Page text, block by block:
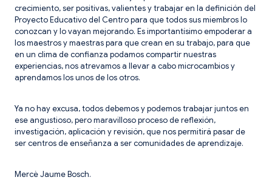
crecimiento, ser positivas, valientes y trabajar en la definición del
Proyecto Educativo del Centro para que todos sus miembros lo
conozcan y lo vayan mejorando. Es importantísimo empoderar a
los maestros y maestras para que crean en su trabajo, para que
en un clima de confianza podamos compartir nuestras
experiencias, nos atrevamos a llevar a cabo microcambios y
aprendamos los unos de los otros.
Ya no hay excusa, todos debemos y podemos trabajar juntos en
ese angustioso, pero maravilloso proceso de reflexión,
investigación, aplicación y revisión, que nos permitirá pasar de
ser centros de enseñanza a ser comunidades de aprendizaje.
Mercè Jaume Bosch.